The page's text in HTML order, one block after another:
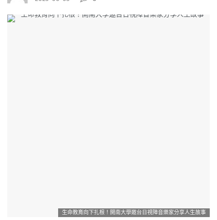
生命教育向下扎根！開南大學邀台日視障音樂家分享人生故事